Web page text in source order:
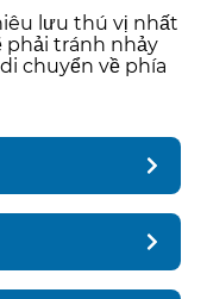
lưu thú vị nhất
phải tránh nhảy
chuyển về phía